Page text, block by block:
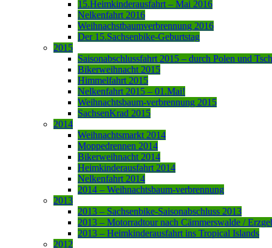
15.Heimkinderausfahrt – Mai 2016
Nelkenfahrt 2016
Weihnachstbaumverbrennung 2016
Der 15.Sachsenbike-Geburtstag
2015
Saisonabschlussfahrt 2015 – durch Polen und
Bikerweihnacht 2015
Himmelfahrt 2015
Nelkenfahrt 2015 – 01.Mai!
Weihnachtsbaum-verbrennung 2015
SachsenKrad 2015
2014
Weihnachtsmarkt 2014
Moppedrennen 2014
Bikerweihnacht 2014
Heimkinderausfahrt 2014
Nelkenfahrt 2014
2014 – Weihnachtsbaum-verbrennung
2013
2013 – Sachsenbike-Saisonabschluss 2013
2013 – Motorradtour nach Cämmerswalde /
2013 – Heimkinderausfahrt ins Tropical Islands
2012